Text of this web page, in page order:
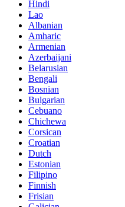
Hindi
Lao
Albanian
Amharic
Armenian
Azerbaijani
Belarusian
Bengali
Bosnian
Bulgarian
Cebuano
Chichewa
Corsican
Croatian
Dutch
Estonian
Filipino
Finnish
Frisian